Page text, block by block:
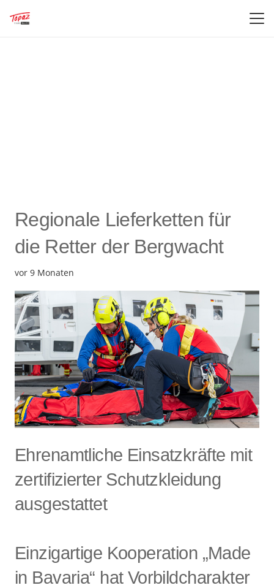
Regionale Lieferketten für
die Retter der Bergwacht
vor 9 Monaten
Ehrenamtliche Einsatzkräfte mit
zertifizierter Schutzkleidung
ausgestattet
Einzigartige Kooperation „Made
in Bavaria“ hat Vorbildcharakter